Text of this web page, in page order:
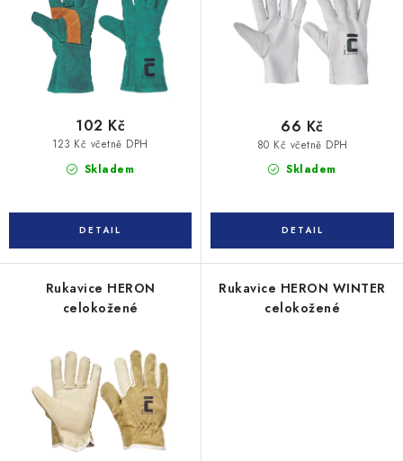
Skladem
123 Kč včetně DPH
102 Kč
Skladem
80 Kč včetně DPH
66 Kč
Rukavice HERON
celokožené
Rukavice HERON WINTER
celokožené